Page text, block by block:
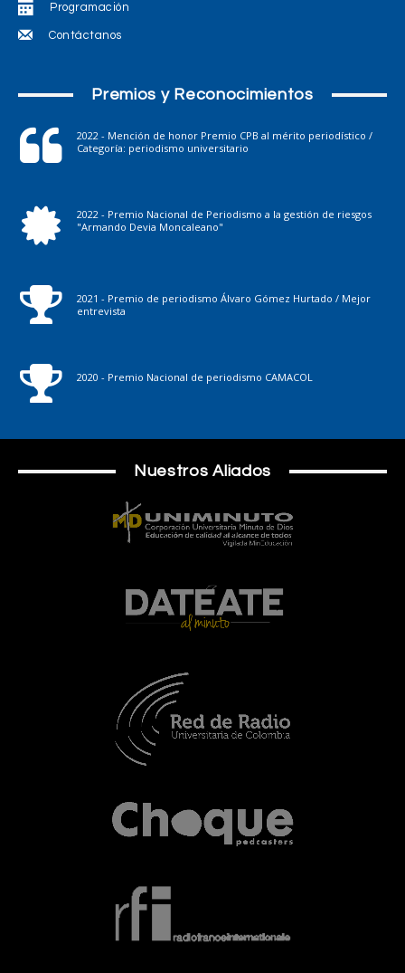
Programación
Contáctanos
Premios y Reconocimientos
2022 - Mención de honor Premio CPB al mérito periodístico /
Categoría: periodismo universitario
2022 - Premio Nacional de Periodismo a la gestión de riesgos
"Armando Devia Moncaleano"
2021 - Premio de periodismo Álvaro Gómez Hurtado / Mejor
entrevista
2020 - Premio Nacional de periodismo CAMACOL
Nuestros Aliados